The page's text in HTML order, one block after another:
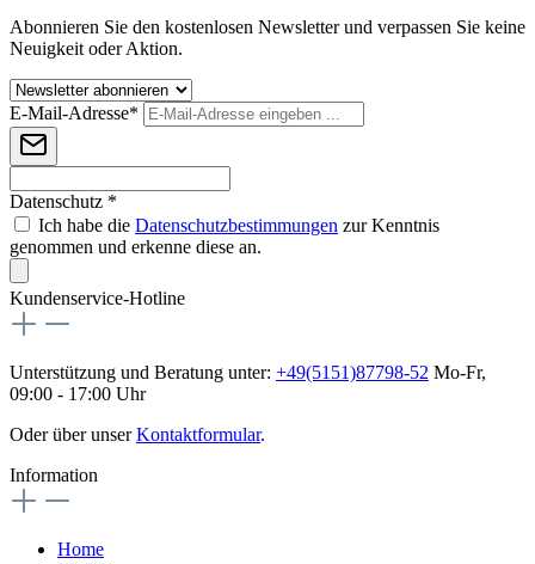
Abonnieren Sie den kostenlosen Newsletter und verpassen Sie keine
Neuigkeit oder Aktion.
E-Mail-Adresse*
Datenschutz *
Ich habe die Datenschutzbestimmungen zur Kenntnis
genommen und erkenne diese an.
Kundenservice-Hotline
Unterstützung und Beratung unter: +49(5151)87798-52 Mo-Fr,
09:00 - 17:00 Uhr
Oder über unserKontaktformular.
Information
Home